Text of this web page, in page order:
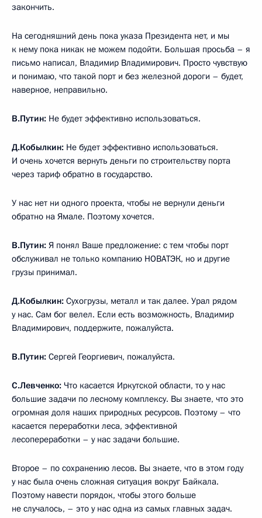
закончить.
На сегодняшний день пока указа Президента нет, и мы
к нему пока никак не можем подойти. Большая просьба – я
письмо написал, Владимир Владимирович. Просто чувствую
и понимаю, что такой порт и без железной дороги – будет,
наверное, неправильно.
В.Путин: Не будет эффективно использоваться.
Д.Кобылкин: Не будет эффективно использоваться.
И очень хочется вернуть деньги по строительству порта
через тариф обратно в государство.
У нас нет ни одного проекта, чтобы не вернули деньги
обратно на Ямале. Поэтому хочется.
В.Путин: Я понял Ваше предложение: с тем чтобы порт
обслуживал не только компанию НОВАТЭК, но и другие
грузы принимал.
Д.Кобылкин: Сухогрузы, металл и так далее. Урал рядом
у нас. Сам бог велел. Если есть возможность, Владимир
Владимирович, поддержите, пожалуйста.
В.Путин: Сергей Георгиевич, пожалуйста.
С.Левченко: Что касается Иркутской области, то у нас
большие задачи по лесному комплексу. Вы знаете, что это
огромная доля наших природных ресурсов. Поэтому – что
касается переработки леса, эффективной
лесопереработки – у нас задачи большие.
Второе – по сохранению лесов. Вы знаете, что в этом году
у нас была очень сложная ситуация вокруг Байкала.
Поэтому навести порядок, чтобы этого больше
не случалось, – это у нас одна из самых главных задач.